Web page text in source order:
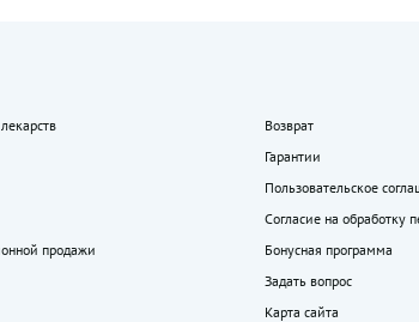
продажи
Возврат
Гарантии
Пользовательское
Согласие на обработку
Бонусная программа
Задать вопрос
Карта сайта